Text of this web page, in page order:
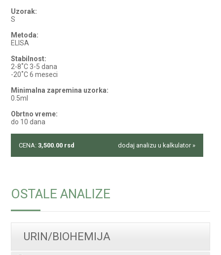
Uzorak:
S
Metoda:
ELISA
Stabilnost:
2-8˚C 3-5 dana
-20˚C 6 meseci
Minimalna zapremina uzorka:
0.5ml
Obrtno vreme:
do 10 dana
CENA: 3,500.00 rsd dodaj analizu u kalkulator »
OSTALE ANALIZE
URIN/BIOHEMIJA